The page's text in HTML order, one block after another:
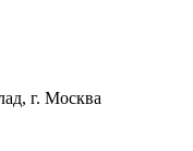
г. Москва